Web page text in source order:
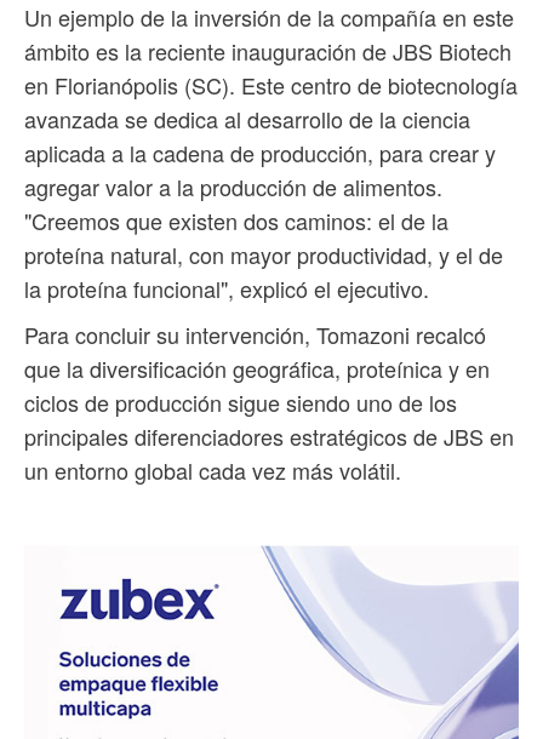
Un ejemplo de la inversión de la compañía en este
ámbito es la reciente inauguración de JBS Biotech
en Florianópolis (SC). Este centro de biotecnología
avanzada se dedica al desarrollo de la ciencia
aplicada a la cadena de producción, para crear y
agregar valor a la producción de alimentos.
"Creemos que existen dos caminos: el de la
proteína natural, con mayor productividad, y el de
la proteína funcional", explicó el ejecutivo.
Para concluir su intervención, Tomazoni recalcó
que la diversificación geográfica, proteínica y en
ciclos de producción sigue siendo uno de los
principales diferenciadores estratégicos de JBS en
un entorno global cada vez más volátil.